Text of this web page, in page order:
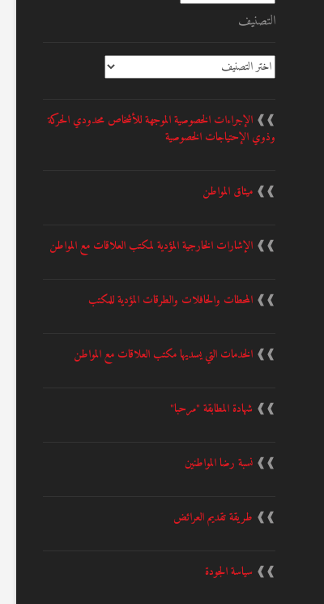
التصنيف
التصنيف
❱❱الإجراءات الخصوصية الموجهة للأشخاص محدودي الحركة
وذوي الإحتياجات الخصوصية
❱❱ميثاق المواطن
❱❱الإشارات الخارجية المؤدية لمكتب العلاقات مع المواطن
❱❱المحطات والحافلات والطرقات المؤدية للمكتب
❱❱الخدمات التي يسديها مكتب العلاقات مع المواطن
❱❱ شهادة المطابقة "مرحبا"
❱❱نسبة رضا المواطنين
❱❱ طريقة تقديم العرائض
❱❱سياسة الجودة